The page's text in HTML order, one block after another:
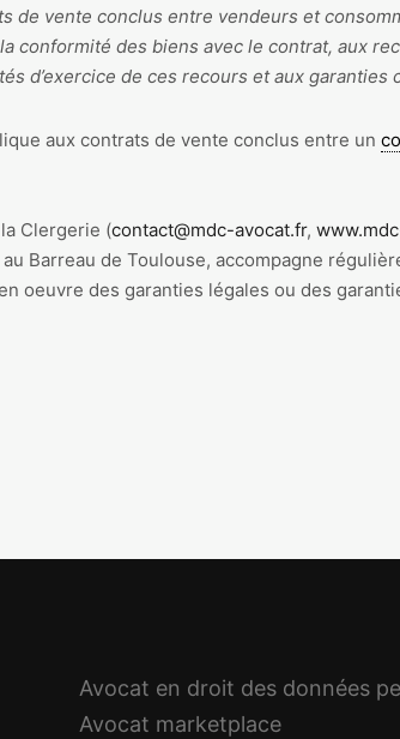
de vente conclus entre vendeurs et
conformité des biens avec le contrat, aux
d’exercice de ces recours et aux garanties
aux contrats de vente conclus entre un
Clergerie (contact@mdc-avocat.fr,
au Barreau de Toulouse, accompagne
oeuvre des garanties légales ou des
Avocat en droit des données
Avocat marketplace